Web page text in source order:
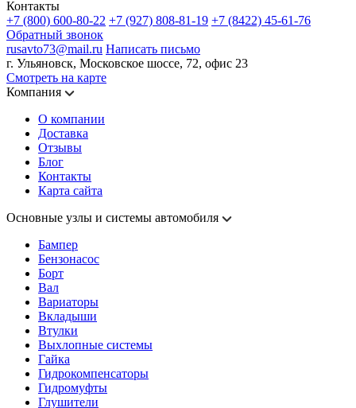
Контакты
+7 (800) 600-80-22 +7 (927) 808-81-19 +7 (8422) 45-61-76
Обратный звонок
rusavto73@mail.ru Написать письмо
г. Ульяновск, Московское шоссе, 72, офис 23
Смотреть на карте
Компания
О компании
Доставка
Отзывы
Блог
Контакты
Карта сайта
Основные узлы и системы автомобиля
Бампер
Бензонасос
Борт
Вал
Вариаторы
Вкладыши
Втулки
Выхлопные системы
Гайка
Гидрокомпенсаторы
Гидромуфты
Глушители